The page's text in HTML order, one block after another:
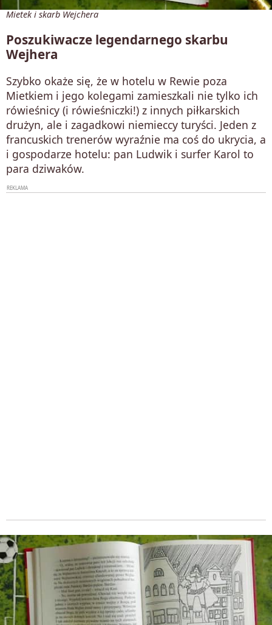
Mietek i skarb Wejchera
Poszukiwacze legendarnego skarbu
Wejhera
Szybko okaże się, że w hotelu w Rewie poza
Mietkiem i jego kolegami zamieszkali nie tylko ich
rówieśnicy (i rówieśniczki!) z innych piłkarskich
drużyn, ale i zagadkowi niemieccy turyści. Jeden z
francuskich trenerów wyraźnie ma coś do ukrycia, a
i gospodarze hotelu: pan Ludwik i surfer Karol to
para dziwaków.